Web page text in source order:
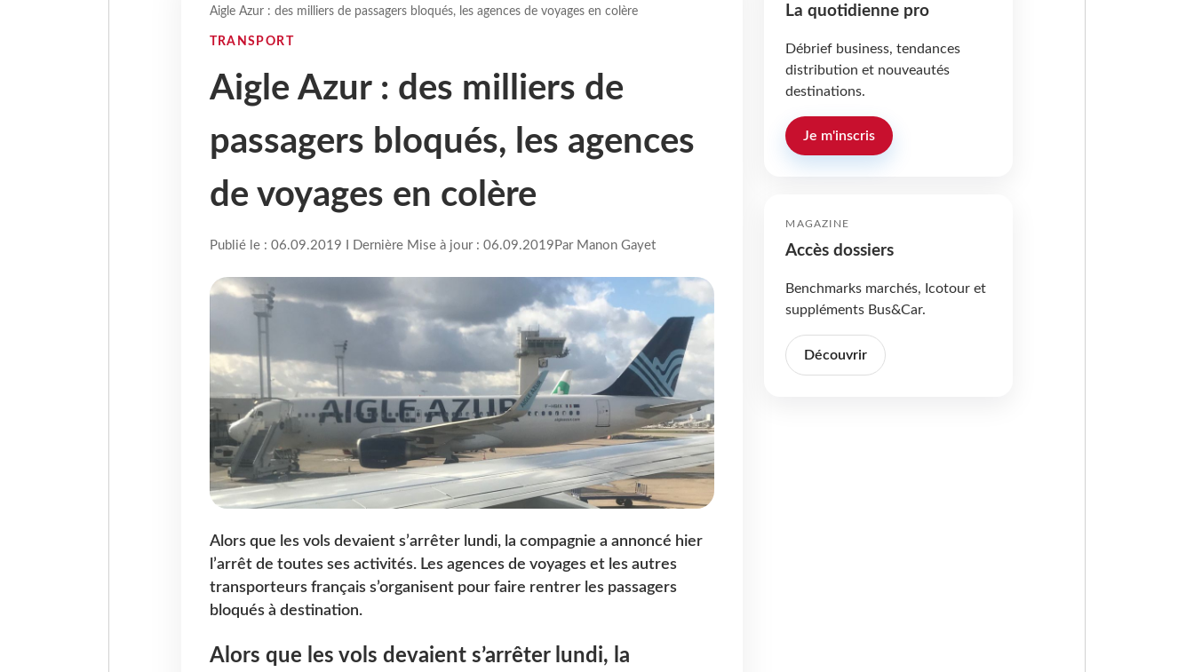
Aigle Azur : des milliers de passagers bloqués, les agences de voyages en colère
TRANSPORT
Aigle Azur : des milliers de
passagers bloqués, les agences
de voyages en colère
Publié le : 06.09.2019 I Dernière Mise à jour : 06.09.2019 Par Manon Gayet
Alors que les vols devaient s’arrêter lundi, la compagnie a annoncé hier
l’arrêt de toutes ses activités. Les agences de voyages et les autres
transporteurs français s’organisent pour faire rentrer les passagers
bloqués à destination.
Alors que les vols devaient s’arrêter lundi, la
La quotidienne pro
Débrief business, tendances
distribution et nouveautés
destinations.
Je m'inscris
MAGAZINE
Accès dossiers
Benchmarks marchés, Icotour et
suppléments Bus&Car.
Découvrir